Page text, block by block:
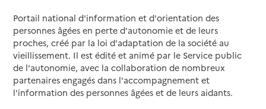
Portail national d'information et d'orientation des
personnes âgées en perte d'autonomie et de leurs
proches, créé par la loi d'adaptation de la société au
vieillissement. Il est édité et animé par le Service public
de l'autonomie, avec la collaboration de nombreux
partenaires engagés dans l'accompagnement et
l'information des personnes âgées et de leurs aidants.